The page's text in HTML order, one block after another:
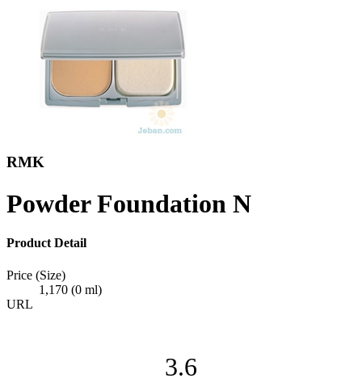
RMK
Powder Foundation N
Product Detail
Price (Size)
1,170 (0 ml)
URL
3.6